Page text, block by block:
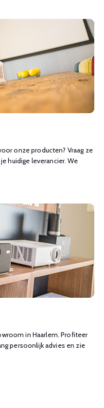
onze producten? Vraag ze
huidige leverancier. We
in Haarlem. Profiteer
persoonlijk advies en zie